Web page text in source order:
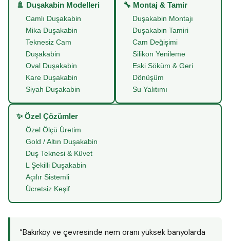
🚿 Duşakabin Modelleri
Camlı Duşakabin
Mika Duşakabin
Teknesiz Cam
Duşakabin
Oval Duşakabin
Kare Duşakabin
Siyah Duşakabin
🔧 Montaj & Tamir
Duşakabin Montajı
Duşakabin Tamiri
Cam Değişimi
Silikon Yenileme
Eski Söküm & Geri
Dönüşüm
Su Yalıtımı
✨ Özel Çözümler
Özel Ölçü Üretim
Gold / Altın Duşakabin
Duş Teknesi & Küvet
L Şekilli Duşakabin
Açılır Sistemli
Ücretsiz Keşif
“Bakırköy ve çevresinde nem oranı yüksek banyolarda